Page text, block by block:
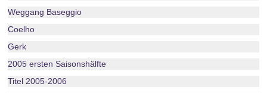
Weggang Baseggio
Coelho
Gerk
2005 ersten Saisonshälfte
Titel 2005-2006